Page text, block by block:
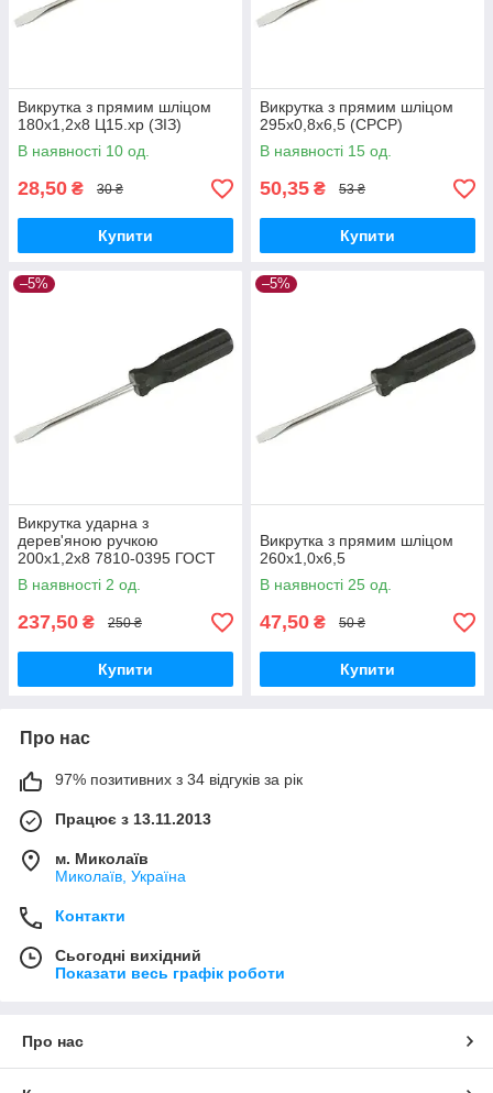
Викрутка з прямим шліцом
180х1,2х8 Ц15.хр (ЗІЗ)
В наявності 10 од.
28,50 ₴ 30 ₴
Купити
Викрутка з прямим шліцом
295х0,8х6,5 (СРСР)
В наявності 15 од.
50,35 ₴ 53 ₴
Купити
–5%
Викрутка ударна з
дерев'яною ручкою
200х1,2х8 7810-0395 ГОСТ
17199-88
В наявності 2 од.
237,50 ₴ 250 ₴
Купити
–5%
Викрутка з прямим шліцом
260х1,0х6,5
В наявності 25 од.
47,50 ₴ 50 ₴
Купити
Про нас
97% позитивних з 34 відгуків за рік
Працює з 13.11.2013
м. Миколаїв
Миколаїв, Україна
Контакти
Сьогодні вихідний
Показати весь графік роботи
Про нас